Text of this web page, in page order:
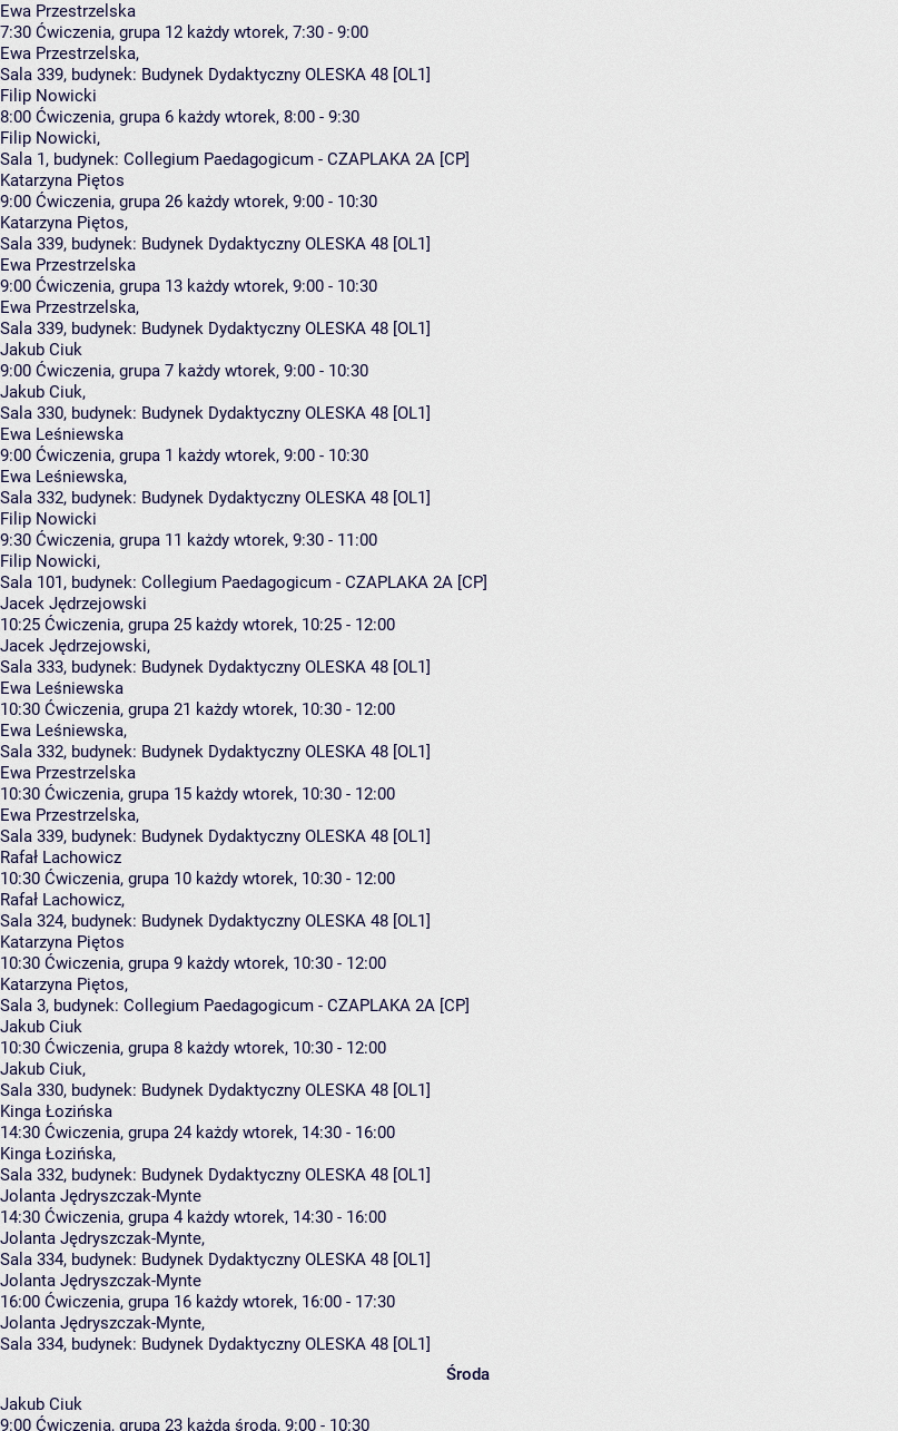
Ewa Przestrzelska
7:30 Ćwiczenia, grupa 12 każdy wtorek, 7:30 - 9:00
Ewa Przestrzelska,
Sala 339, budynek: Budynek Dydaktyczny OLESKA 48 [OL1]
Filip Nowicki
8:00 Ćwiczenia, grupa 6 każdy wtorek, 8:00 - 9:30
Filip Nowicki,
Sala 1, budynek: Collegium Paedagogicum - CZAPLAKA 2A [CP]
Katarzyna Piętos
9:00 Ćwiczenia, grupa 26 każdy wtorek, 9:00 - 10:30
Katarzyna Piętos,
Sala 339, budynek: Budynek Dydaktyczny OLESKA 48 [OL1]
Ewa Przestrzelska
9:00 Ćwiczenia, grupa 13 każdy wtorek, 9:00 - 10:30
Ewa Przestrzelska,
Sala 339, budynek: Budynek Dydaktyczny OLESKA 48 [OL1]
Jakub Ciuk
9:00 Ćwiczenia, grupa 7 każdy wtorek, 9:00 - 10:30
Jakub Ciuk,
Sala 330, budynek: Budynek Dydaktyczny OLESKA 48 [OL1]
Ewa Leśniewska
9:00 Ćwiczenia, grupa 1 każdy wtorek, 9:00 - 10:30
Ewa Leśniewska,
Sala 332, budynek: Budynek Dydaktyczny OLESKA 48 [OL1]
Filip Nowicki
9:30 Ćwiczenia, grupa 11 każdy wtorek, 9:30 - 11:00
Filip Nowicki,
Sala 101, budynek: Collegium Paedagogicum - CZAPLAKA 2A [CP]
Jacek Jędrzejowski
10:25 Ćwiczenia, grupa 25 każdy wtorek, 10:25 - 12:00
Jacek Jędrzejowski,
Sala 333, budynek: Budynek Dydaktyczny OLESKA 48 [OL1]
Ewa Leśniewska
10:30 Ćwiczenia, grupa 21 każdy wtorek, 10:30 - 12:00
Ewa Leśniewska,
Sala 332, budynek: Budynek Dydaktyczny OLESKA 48 [OL1]
Ewa Przestrzelska
10:30 Ćwiczenia, grupa 15 każdy wtorek, 10:30 - 12:00
Ewa Przestrzelska,
Sala 339, budynek: Budynek Dydaktyczny OLESKA 48 [OL1]
Rafał Lachowicz
10:30 Ćwiczenia, grupa 10 każdy wtorek, 10:30 - 12:00
Rafał Lachowicz,
Sala 324, budynek: Budynek Dydaktyczny OLESKA 48 [OL1]
Katarzyna Piętos
10:30 Ćwiczenia, grupa 9 każdy wtorek, 10:30 - 12:00
Katarzyna Piętos,
Sala 3, budynek: Collegium Paedagogicum - CZAPLAKA 2A [CP]
Jakub Ciuk
10:30 Ćwiczenia, grupa 8 każdy wtorek, 10:30 - 12:00
Jakub Ciuk,
Sala 330, budynek: Budynek Dydaktyczny OLESKA 48 [OL1]
Kinga Łozińska
14:30 Ćwiczenia, grupa 24 każdy wtorek, 14:30 - 16:00
Kinga Łozińska,
Sala 332, budynek: Budynek Dydaktyczny OLESKA 48 [OL1]
Jolanta Jędryszczak-Mynte
14:30 Ćwiczenia, grupa 4 każdy wtorek, 14:30 - 16:00
Jolanta Jędryszczak-Mynte,
Sala 334, budynek: Budynek Dydaktyczny OLESKA 48 [OL1]
Jolanta Jędryszczak-Mynte
16:00 Ćwiczenia, grupa 16 każdy wtorek, 16:00 - 17:30
Jolanta Jędryszczak-Mynte,
Sala 334, budynek: Budynek Dydaktyczny OLESKA 48 [OL1]
Środa
Jakub Ciuk
9:00 Ćwiczenia, grupa 23 każda środa, 9:00 - 10:30